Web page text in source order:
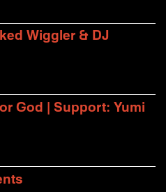
Wiggler & DJ
God | Support: Yumi